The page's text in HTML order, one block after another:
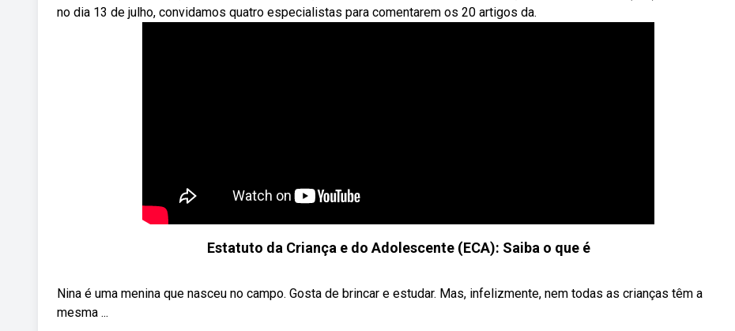
no dia 13 de julho, convidamos quatro especialistas para comentarem os 20 artigos da.
Estatuto da Criança e do Adolescente (ECA): Saiba o que é
Nina é uma menina que nasceu no campo. Gosta de brincar e estudar. Mas, infelizmente, nem todas as crianças têm a
mesma ...